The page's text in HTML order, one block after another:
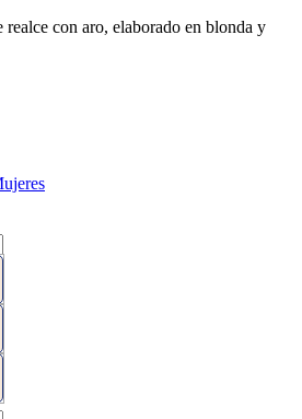
realce con aro, elaborado en blonda y